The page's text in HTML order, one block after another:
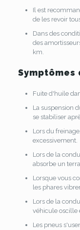
Il est
de les revoir
Dans des
des
km.
Symptômes
Fuite d'huile
La suspension
se stabiliser
Lors du
excessivement.
Lors de la
absorbe un
Lorsque vous
les phares
Lors de la
véhicule oscille
Les pneus